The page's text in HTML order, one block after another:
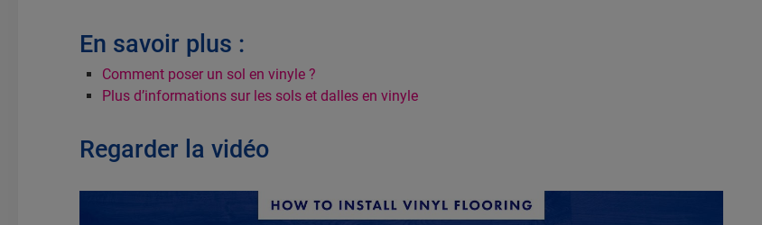
En savoir plus :
Comment poser un sol en vinyle ?
Plus d’informations sur les sols et dalles en vinyle
Regarder la vidéo